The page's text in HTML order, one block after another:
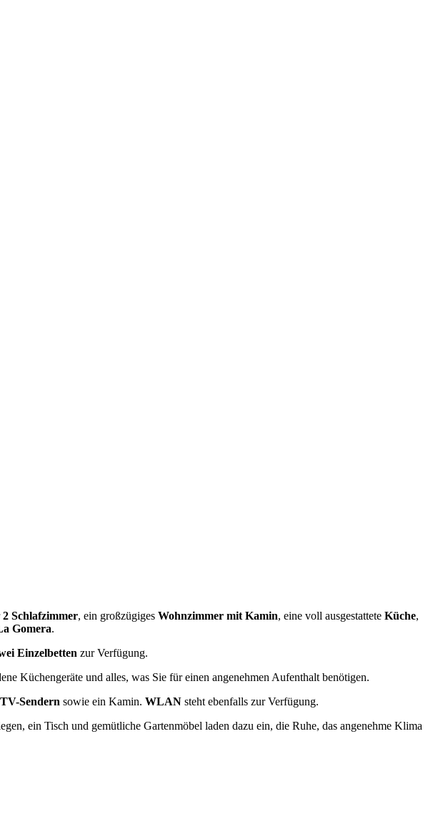
2 Schlafzimmer, ein großzügiges Wohnzimmer mit Kamin, eine voll ausgestattete Küche,
Gomera.
Einzelbetten zur Verfügung.
Küchengeräte und alles, was Sie für einen angenehmen Aufenthalt benötigen.
Sendern sowie ein Kamin. WLAN steht ebenfalls zur Verfügung.
ein Tisch und gemütliche Gartenmöbel laden dazu ein, die Ruhe, das angenehme Klima